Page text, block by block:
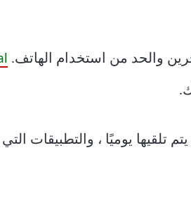
يوميًا ، والتطبيقات التي